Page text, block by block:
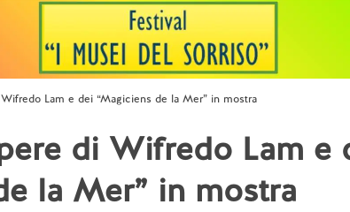
Lam e dei “Magiciens de la Mer” in mostra
di Wifredo Lam e
la Mer” in mostra